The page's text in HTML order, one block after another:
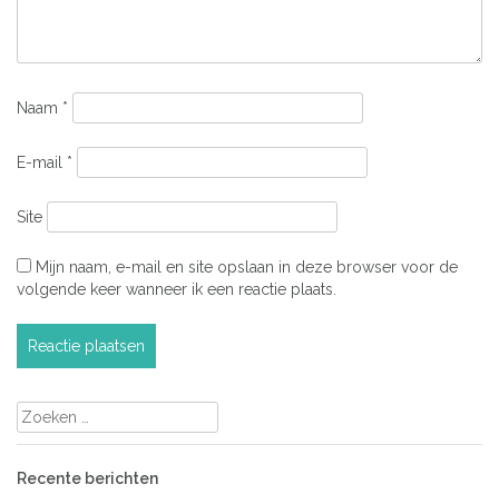
Naam *
E-mail *
Site
Mijn naam, e-mail en site opslaan in deze browser voor de
volgende keer wanneer ik een reactie plaats.
Zoeken
naar:
Recente berichten